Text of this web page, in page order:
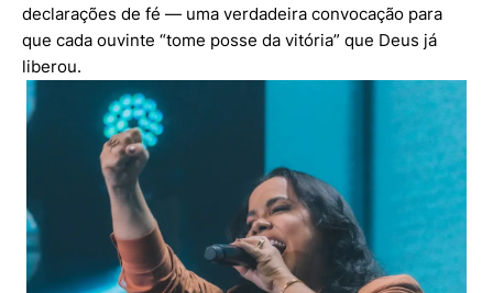
declarações de fé — uma verdadeira convocação para
que cada ouvinte “tome posse da vitória” que Deus já
liberou.